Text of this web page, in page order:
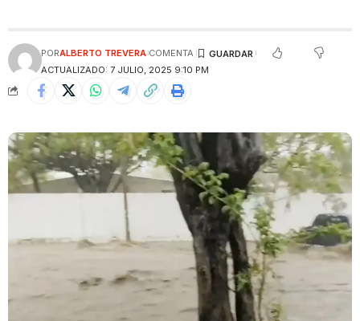
ACTUALIZADO: 7 JULIO, 2025 9:10 PM
PORALBERTO TREVERA COMENTA